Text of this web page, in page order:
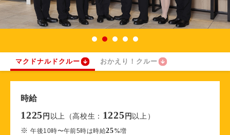
マクドナルドクルー おかえり！クルー
時給
1225 円 以上（高校生： 1225 円 以上）
※午後10時〜午前5時は時給25%増